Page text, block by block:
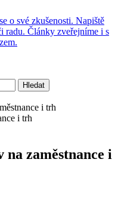
o své zkušenosti. Napiště
radu. Články zveřejníme i s
i trh
zaměstnance i